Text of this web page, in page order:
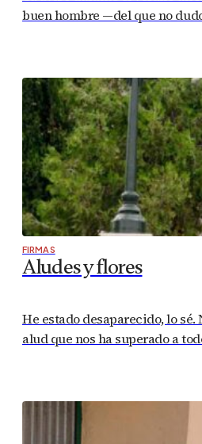
buen hombre —del que no
FIRMAS
Aludes y flores
He estado desaparecido, lo
alud que nos ha superado a